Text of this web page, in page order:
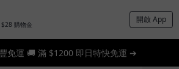
購物金 開啟 App
免運 🚚 滿 $1200 即日特快免運 ➔
免運 🚚 滿 $1200 即日特快免運 ➔